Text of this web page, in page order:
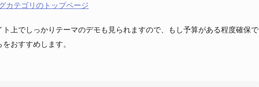
カテゴリのトップページ
上でしっかりテーマのデモも見られますので、もし予算がある程度確保で
おすすめします。